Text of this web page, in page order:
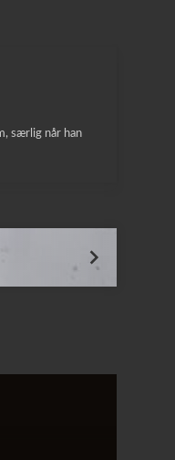
særlig når han